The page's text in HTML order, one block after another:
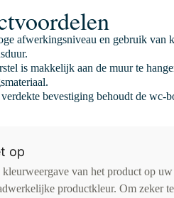
afwerkingsniveau en gebruik van
is makkelijk aan de muur te
bevestiging behoudt de wc-
op
kleurweergave van het product op
productkleur. Om zeker